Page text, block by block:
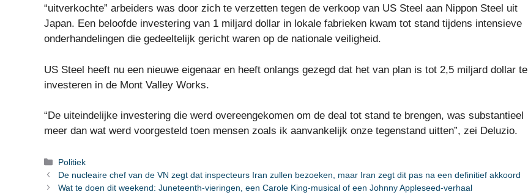
“uitverkochte” arbeiders was door zich te verzetten tegen de verkoop van US Steel aan Nippon Steel uit
Japan. Een beloofde investering van 1 miljard dollar in lokale fabrieken kwam tot stand tijdens intensieve
onderhandelingen die gedeeltelijk gericht waren op de nationale veiligheid.
US Steel heeft nu een nieuwe eigenaar en heeft onlangs gezegd dat het van plan is tot 2,5 miljard dollar te
investeren in de Mont Valley Works.
“De uiteindelijke investering die werd overeengekomen om de deal tot stand te brengen, was substantieel
meer dan wat werd voorgesteld toen mensen zoals ik aanvankelijk onze tegenstand uitten”, zei Deluzio.
Categorieën
Politiek
De nucleaire chef van de VN zegt dat inspecteurs Iran zullen bezoeken, maar Iran zegt dit pas na een definitief akkoord
Wat te doen dit weekend: Juneteenth-vieringen, een Carole King-musical of een Johnny Appleseed-verhaal